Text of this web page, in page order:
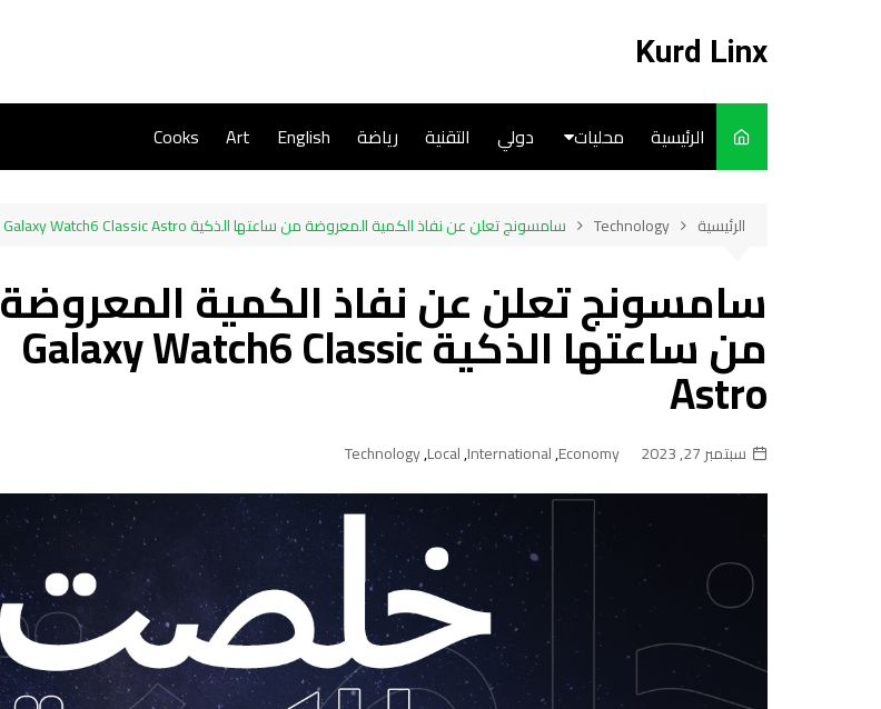
Kurd Linx
الرئيسية محليات
Cooks
دولي التقنية رياضة English
Art
Cooks
الرئيسية Technology سامسونج تعلن عن نفاذ الكمية المعروضة من ساعتها الذكية Galaxy Watch6 Classic Astro
سامسونج تعلن عن نفاذ الكمية المعروضة
من ساعتها الذكية Galaxy Watch6 Classic
Astro
سبتمبر 27, 2023 Economy
,
International
,
Local
,
Technology